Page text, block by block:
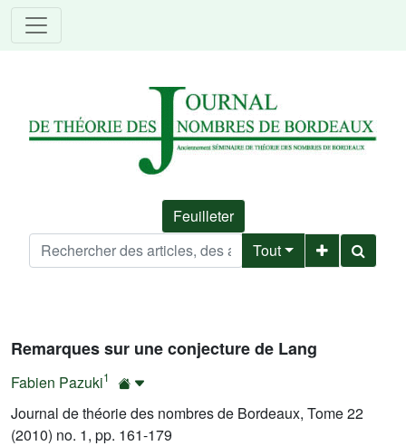
Feuilleter
Tout
Remarques sur une conjecture de Lang
Fabien Pazuki1
Journal de théorie des nombres de Bordeaux, Tome 22
(2010) no. 1, pp. 161-179